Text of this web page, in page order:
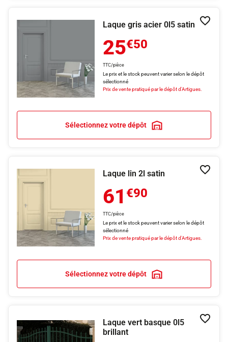
Laque gris acier 0l5 satin
25€50
TTC/pièce
Le prix et le stock peuvent varier selon le dépôt
sélectionné
Prix de vente pratiqué par le dépôt d'Artigues.
Sélectionnez votre dépôt
Laque lin 2l satin
61 €90
TTC/pièce
Le prix et le stock peuvent varier selon le dépôt
sélectionné
Prix de vente pratiqué par le dépôt d'Artigues.
Sélectionnez votre dépôt
Laque vert basque 0l5
brillant